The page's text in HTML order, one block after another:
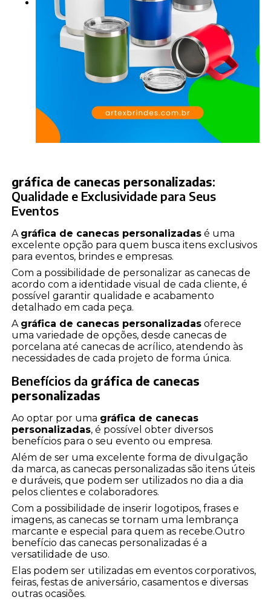
gráfica de canecas personalizadas:
Qualidade e Exclusividade para Seus
Eventos
A gráfica de canecas personalizadas é uma
excelente opção para quem busca itens exclusivos
para eventos, brindes e empresas.
Com a possibilidade de personalizar as canecas de
acordo com a identidade visual de cada cliente, é
possível garantir qualidade e acabamento
detalhado em cada peça.
A gráfica de canecas personalizadas oferece
uma variedade de opções, desde canecas de
porcelana até canecas de acrílico, atendendo às
necessidades de cada projeto de forma única.
Benefícios da gráfica de canecas
personalizadas
Ao optar por uma gráfica de canecas
personalizadas, é possível obter diversos
benefícios para o seu evento ou empresa.
Além de ser uma excelente forma de divulgação
da marca, as canecas personalizadas são itens úteis
e duráveis, que podem ser utilizados no dia a dia
pelos clientes e colaboradores.
Com a possibilidade de inserir logotipos, frases e
imagens, as canecas se tornam uma lembrança
marcante e especial para quem as recebe.Outro
benefício das canecas personalizadas é a
versatilidade de uso.
Elas podem ser utilizadas em eventos corporativos,
feiras, festas de aniversário, casamentos e diversas
outras ocasiões.